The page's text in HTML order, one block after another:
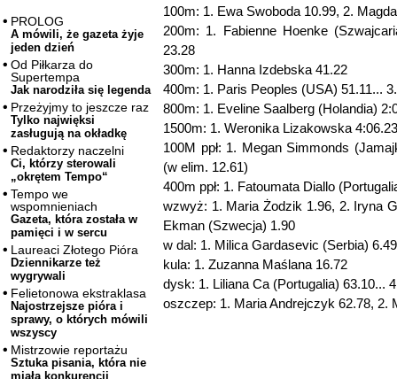
PROLOG
A mówili, że gazeta żyje
jeden dzień
Od Piłkarza do
Supertempa
Jak narodziła się legenda
Przeżyjmy to jeszcze raz
Tylko najwięksi
zasługują na okładkę
Redaktorzy naczelni
Ci, którzy sterowali
„okrętem Tempo“
Tempo we
wspomnieniach
Gazeta, która została w
pamięci i w sercu
Laureaci Złotego Pióra
Dziennikarze też
wygrywali
Felietonowa ekstraklasa
Najostrzejsze pióra i
sprawy, o których mówili
wszyscy
Mistrzowie reportażu
Sztuka pisania, która nie
miała konkurencji
100m: 1. Ewa Swoboda 10.99, 2.
200m: 1. Fabienne Hoenke
23.28
300m: 1. Hanna Izdebska 41.22
400m: 1. Paris Peoples (USA) 51.11...
800m: 1. Eveline Saalberg (Holandia)
1500m: 1. Weronika Lizakowska
100M ppł: 1. Megan Simmonds
(w elim. 12.61)
400m ppł: 1. Fatoumata Diallo
wzwyż: 1. Maria Żodzik 1.96, 2. Iryna
Ekman (Szwecja) 1.90
w dal: 1. Milica Gardasevic (Serbia)
kula: 1. Zuzanna Maślana 16.72
dysk: 1. Liliana Ca (Portugalia) 63.10...
oszczep: 1. Maria Andrejczyk 62.78, 2.